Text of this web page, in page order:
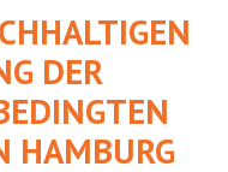
DER
HAMBURG